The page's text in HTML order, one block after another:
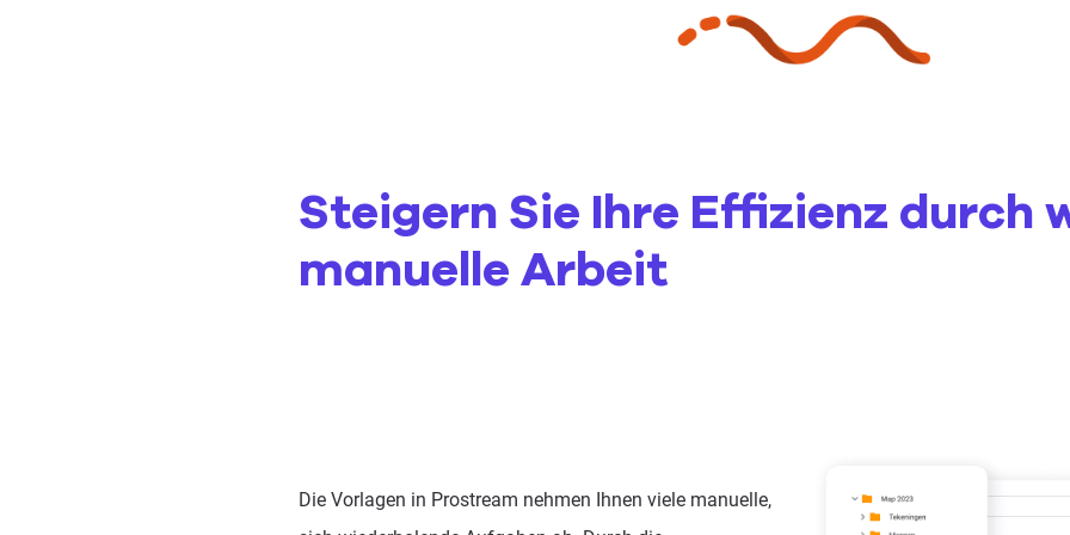
Steigern Sie Ihre Effizienz durch
manuelle Arbeit
Die Vorlagen in Prostream nehmen Ihnen viele manuelle,